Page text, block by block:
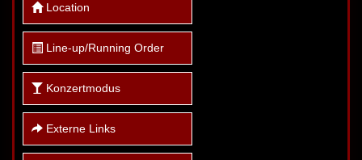
Location
Line-up/Running Order
Konzertmodus
Externe Links